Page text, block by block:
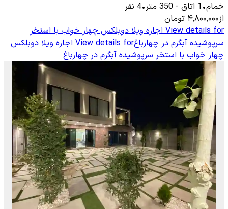
خمام•
1 اتاق -
350 متر•
4 نفر
از۴٬۸۰۰٬۰۰۰ تومان
View details for اجاره ویلا دوبلکس چهار خواب با استخر
سرپوشیده آبگرم در چهارباغView details for اجاره ویلا دوبلکس
چهار خواب با استخر سرپوشیده آبگرم در چهارباغ